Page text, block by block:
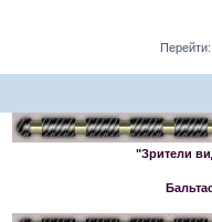
Перейти:
"Зрители